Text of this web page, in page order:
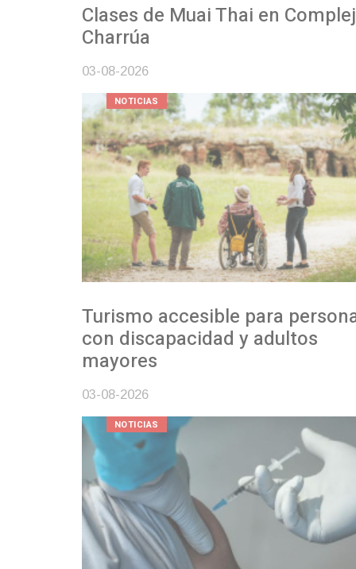
Clases de Muai Thai en Complejo
Charrúa
03-08-2026
Turismo accesible para personas
con discapacidad y adultos
mayores
03-08-2026
NOTICIAS
NOTICIAS